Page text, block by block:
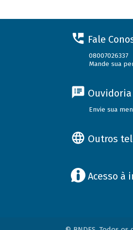
Fale
08007026337
Mande sua
Ouvidoria
Envie sua
Outros
Acesso à